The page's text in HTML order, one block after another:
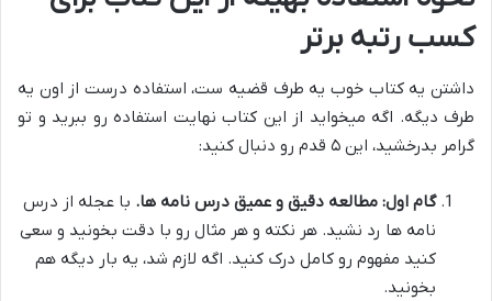
کسب رتبه برتر
داشتن یه کتاب خوب یه طرف قضیه ست، استفاده درست از اون یه
طرف دیگه. اگه میخواید از این کتاب نهایت استفاده رو ببرید و تو
گرامر بدرخشید، این ۵ قدم رو دنبال کنید:
گام اول: مطالعه دقیق و عمیق درس نامه ها. با عجله از درس
نامه ها رد نشید. هر نکته و هر مثال رو با دقت بخونید و سعی
کنید مفهوم رو کامل درک کنید. اگه لازم شد، یه بار دیگه هم
بخونید.